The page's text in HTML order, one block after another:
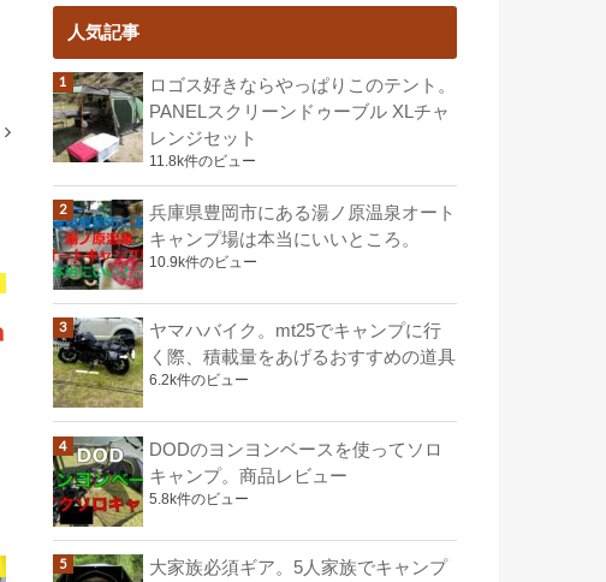
人気記事
ロゴス好きならやっぱりこのテント。
PANELスクリーンドゥーブル XLチャ
レンジセット
11.8k件のビュー
兵庫県豊岡市にある湯ノ原温泉オート
キャンプ場は本当にいいところ。
10.9k件のビュー
ヤマハバイク。mt25でキャンプに行
く際、積載量をあげるおすすめの道具
6.2k件のビュー
DODのヨンヨンベースを使ってソロ
キャンプ。商品レビュー
5.8k件のビュー
大家族必須ギア。5人家族でキャンプ